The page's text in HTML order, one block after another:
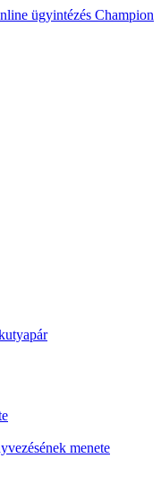
ügyintézés Champion
menete